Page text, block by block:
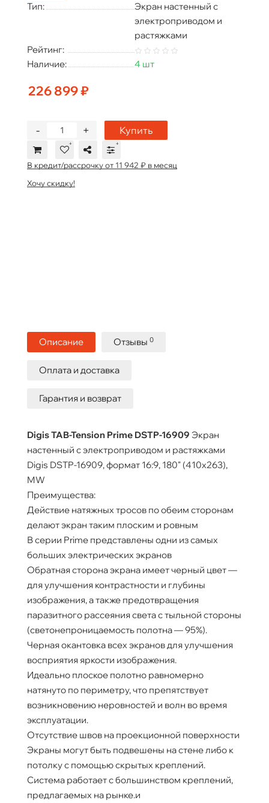
Тип:
Экран настенный с
электроприводом и
растяжками
Рейтинг:
Наличие:
4 шт
226 899 ₽
+
- Купить
В кредит/рассрочку от 11 942 ₽ в месяц
Хочу скидку!
Описание Отзывы 0
Оплата и доставка
Гарантия и возврат
Digis TAB-Tension Prime DSTP-16909 Экран
настенный с электроприводом и растяжками
Digis DSTP-16909, формат 16:9, 180" (410x263),
MW
Преимущества:
Действие натяжных тросов по обеим сторонам
делают экран таким плоским и ровным
В серии Prime представлены одни из самых
больших электрических экранов
Обратная сторона экрана имеет черный цвет —
для улучшения контрастности и глубины
изображения, а также предотвращения
паразитного рассеяния света с тыльной стороны
(светонепроницаемость полотна — 95%).
Черная окантовка всех экранов для улучшения
восприятия яркости изображения.
Идеально плоское полотно равномерно
натянуто по периметру, что препятствует
возникновению неровностей и волн во время
эксплуатации.
Отсутствие швов на проекционной поверхности
Экраны могут быть подвешены на стене либо к
потолку с помощью скрытых креплений.
Система работает с большинством креплений,
предлагаемых на рынке.и